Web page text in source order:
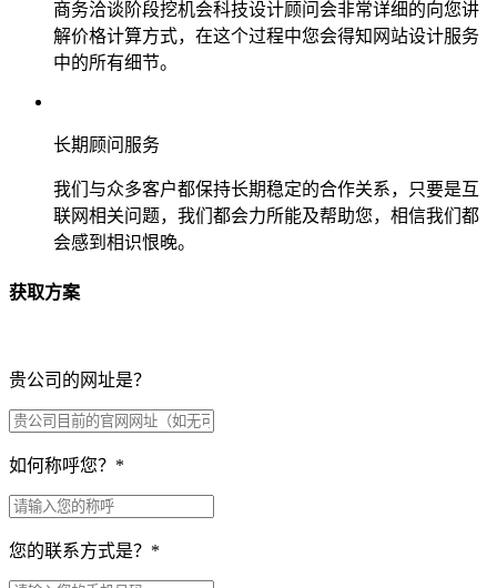
商务洽谈阶段挖机会科技设计顾问会非常详细的向您讲
解价格计算方式，在这个过程中您会得知网站设计服务
中的所有细节。
长期顾问服务
我们与众多客户都保持长期稳定的合作关系，只要是互
联网相关问题，我们都会力所能及帮助您，相信我们都
会感到相识恨晚。
获取方案
贵公司的网址是？
如何称呼您？ *
您的联系方式是？ *